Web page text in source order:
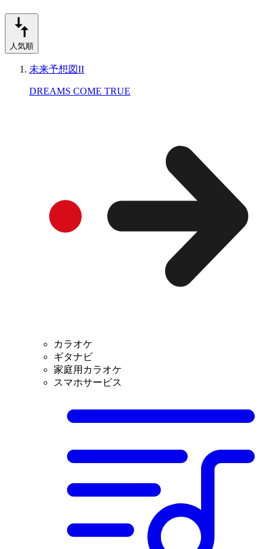
人気順
未来予想図II
DREAMS COME TRUE
カラオケ
ギタナビ
家庭用カラオケ
スマホサービス